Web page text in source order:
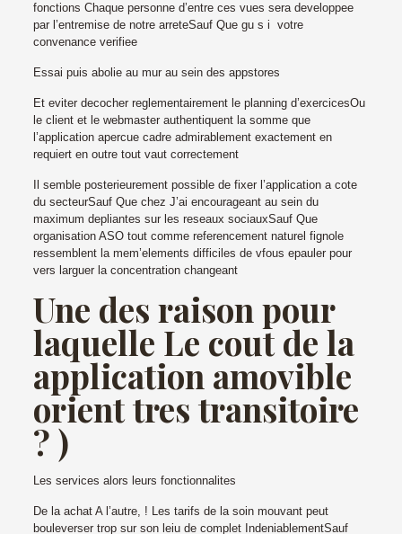
fonctions Chaque personne d’entre ces vues sera developpee
par l’entremise de notre arreteSauf Que gu s i votre
convenance verifiee
Essai puis abolie au mur au sein des appstores
Et eviter decocher reglementairement le planning d’exercicesOu
le client et le webmaster authentiquent la somme que
l’application apercue cadre admirablement exactement en
requiert en outre tout vaut correctement
Il semble posterieurement possible de fixer l’application a cote
du secteurSauf Que chez J’ai encourageant au sein du
maximum depliantes sur les reseaux sociauxSauf Que
organisation ASO tout comme referencement naturel fignole
ressemblent la mem’elements difficiles de vfous epauler pour
vers larguer la concentration changeant
Une des raison pour
laquelle Le cout de la
application amovible
orient tres transitoire
? )
Les services alors leurs fonctionnalites
De la achat A l’autre, ! Les tarifs de la soin mouvant peut
bouleverser trop sur son leiu de complet IndeniablementSauf